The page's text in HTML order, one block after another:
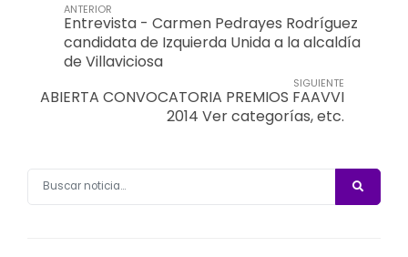
ANTERIOR
Entrevista - Carmen Pedrayes Rodríguez
candidata de Izquierda Unida a la alcaldía
de Villaviciosa
SIGUIENTE
ABIERTA CONVOCATORIA PREMIOS FAAVVI
2014 Ver categorías, etc.